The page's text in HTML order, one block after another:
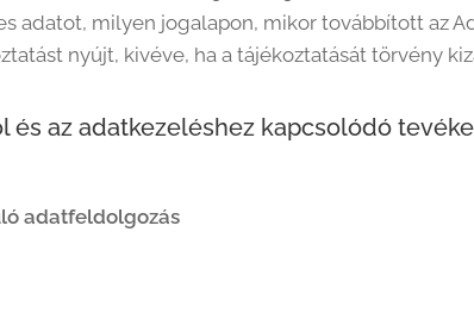
adatot, milyen jogalapon, mikor továbbított az
nyújt, kivéve, ha a tájékoztatását törvény
az adatkezeléshez kapcsolódó
adatfeldolgozás